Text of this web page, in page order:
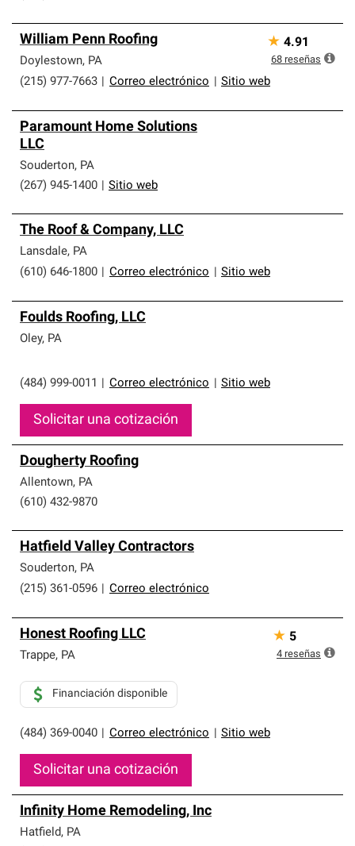
William Penn Roofing
Doylestown, PA
(215) 977-7663
Correo electrónico Sitio web
★ 4.91
68 reseñas
Paramount Home Solutions
LLC
Souderton, PA
(267) 945-1400
Sitio web
The Roof & Company, LLC
Lansdale, PA
(610) 646-1800
Correo electrónico Sitio web
Foulds Roofing, LLC
Oley, PA
(484) 999-0011 Correo electrónico Sitio web
Solicitar una cotización
Dougherty Roofing
Allentown, PA
(610) 432-9870
Hatfield Valley Contractors
Souderton, PA
(215) 361-0596
Correo electrónico
Honest Roofing LLC
Trappe, PA
(484) 369-0040 Correo electrónico Sitio web
Financiación disponible
Solicitar una cotización
★ 5
4 reseñas
Infinity Home Remodeling, Inc
Hatfield, PA